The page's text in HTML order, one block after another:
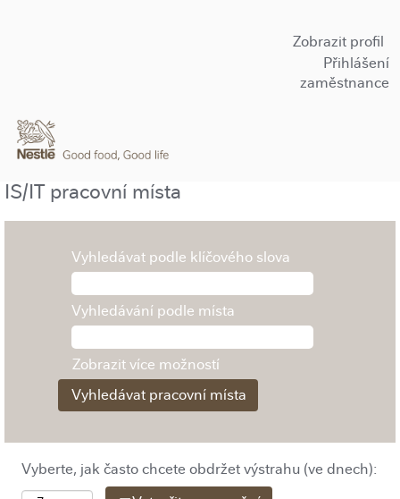
Zobrazit profil
Přihlášení
zaměstnance
IS/IT pracovní místa
Vyhledávat podle klíčového slova
Vyhledávání podle místa
Zobrazit více možností
Vyberte, jak často chcete obdržet výstrahu (ve dnech):